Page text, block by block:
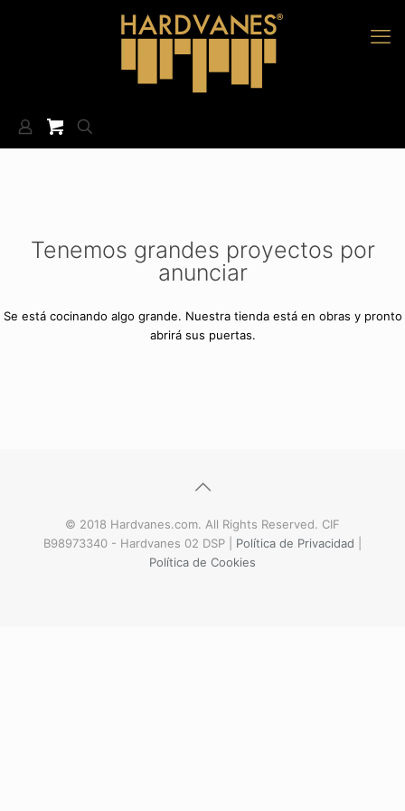
Tenemos grandes proyectos por
anunciar
Se está cocinando algo grande. Nuestra tienda está en obras y pronto
abrirá sus puertas.
© 2018 Hardvanes.com. All Rights Reserved. CIF
B98973340 - Hardvanes 02 DSP | Política de Privacidad
Política de Cookies